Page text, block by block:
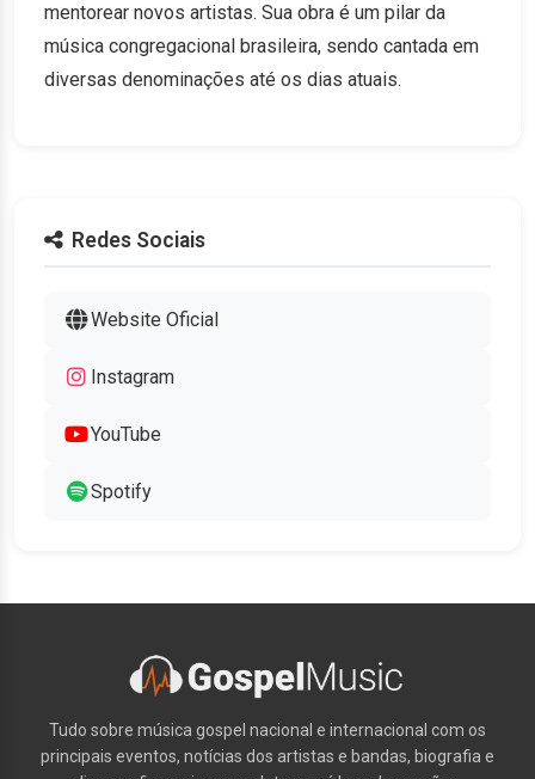
mentorear novos artistas. Sua obra é um pilar da
música congregacional brasileira, sendo cantada em
diversas denominações até os dias atuais.
Redes Sociais
Website Oficial
Instagram
YouTube
Spotify
Tudo sobre música gospel nacional e internacional com os
principais eventos, notícias dos artistas e bandas, biografia e